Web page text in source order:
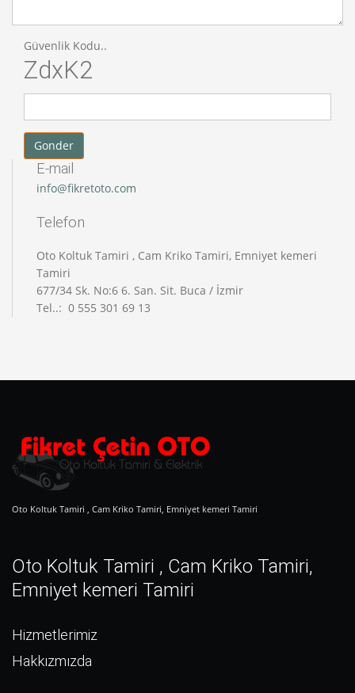
Güvenlik Kodu..
ZdxK2
E-mail
info@fikretoto.com
Telefon
Oto Koltuk Tamiri , Cam Kriko Tamiri, Emniyet kemeri
Tamiri
677/34 Sk. No:6 6. San. Sit. Buca / İzmir
Tel..: 0 555 301 69 13
Oto Koltuk Tamiri , Cam Kriko Tamiri, Emniyet kemeri Tamiri
Oto Koltuk Tamiri , Cam Kriko Tamiri,
Emniyet kemeri Tamiri
Hizmetlerimiz
Hakkızmızda